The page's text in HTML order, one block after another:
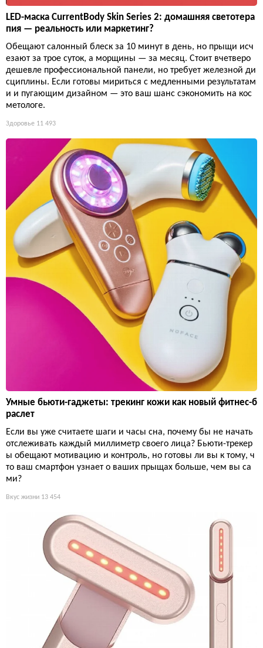
LED-маска CurrentBody Skin Series 2: домашняя светотера
пия — реальность или маркетинг?
Обещают салонный блеск за 10 минут в день, но прыщи исч
езают за трое суток, а морщины — за месяц. Стоит вчетверо
дешевле профессиональной панели, но требует железной ди
сциплины. Если готовы мириться с медленными результатам
и и пугающим дизайном — это ваш шанс сэкономить на кос
метологе.
Здоровье 11 493
Умные бьюти-гаджеты: трекинг кожи как новый фитнес-б
раслет
Если вы уже считаете шаги и часы сна, почему бы не начать
отслеживать каждый миллиметр своего лица? Бьюти-трекер
ы обещают мотивацию и контроль, но готовы ли вы к тому, ч
то ваш смартфон узнает о ваших прыщах больше, чем вы са
ми?
Вкус жизни 13 454